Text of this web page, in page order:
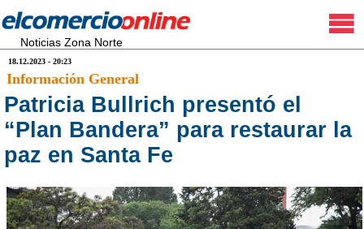
Noticias Zona Norte
18.12.2023 - 20:23
Información General
Patricia Bullrich presentó el
“Plan Bandera” para restaurar la
paz en Santa Fe